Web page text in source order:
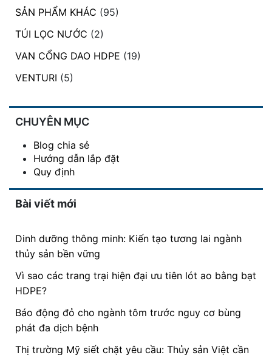
SẢN PHẨM KHÁC (95)
TÚI LỌC NƯỚC (2)
VAN CỔNG DAO HDPE (19)
VENTURI (5)
CHUYÊN MỤC
Blog chia sẻ
Hướng dẫn lắp đặt
Quy định
Bài viết mới
Dinh dưỡng thông minh: Kiến tạo tương lai ngành
thủy sản bền vững
Vì sao các trang trại hiện đại ưu tiên lót ao bằng bạt
HDPE?
Báo động đỏ cho ngành tôm trước nguy cơ bùng
phát đa dịch bệnh
Thị trường Mỹ siết chặt yêu cầu: Thủy sản Việt cần